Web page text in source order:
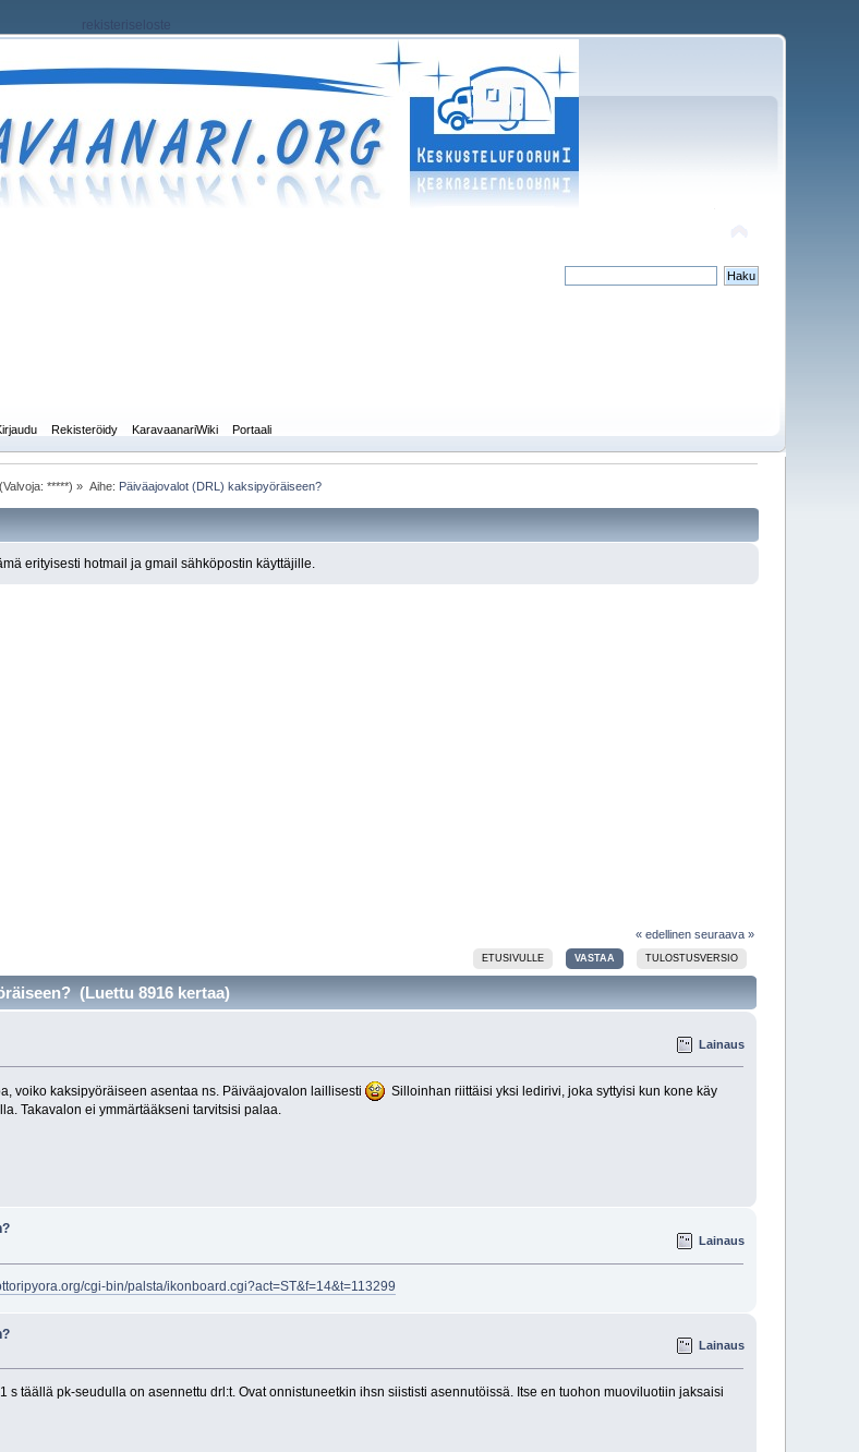
rekisteriseloste
Rekisteröidy KaravaanariWiki Portaali
(Valvoja: *****) » Aihe: Päiväajovalot (DRL) kaksipyöräiseen?
erityisesti hotmail ja gmail sähköpostin käyttäjille.
« edellinen seuraava »
ETUSIVULLE VASTAA TULOSTUSVERSIO
(Luettu 8916 kertaa)
Lainaus
voiko kaksipyöräiseen asentaa ns. Päiväajovalon laillisesti
Silloinhan riittäisi yksi ledirivi, joka syttyisi kun kone käy
Takavalon ei ymmärtääkseni tarvitsisi palaa.
Lainaus
cgi-bin/palsta/ikonboard.cgi?act=ST&f=14&t=113299
Lainaus
s täällä pk-seudulla on asennettu drl:t. Ovat onnistuneetkin ihsn siististi asennutöissä. Itse en tuohon muoviluotiin jaksaisi